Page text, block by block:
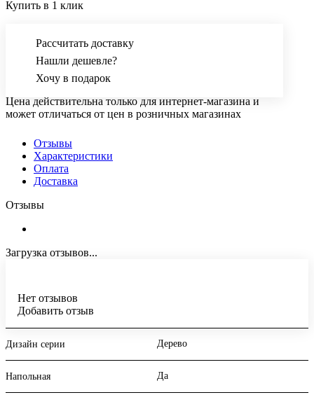
Купить в 1 клик
Рассчитать доставку
Нашли дешевле?
Хочу в подарок
Цена действительна только для интернет-магазина и
может отличаться от цен в розничных магазинах
Отзывы
Характеристики
Оплата
Доставка
Отзывы
Загрузка отзывов...
Нет отзывов
Добавить отзыв
Дизайн серии Дерево
Напольная Да